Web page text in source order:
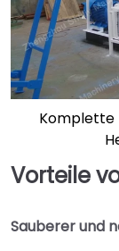
Komplette
Vorteile
Sauberer und